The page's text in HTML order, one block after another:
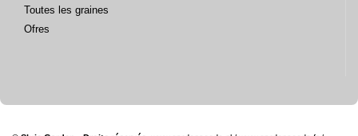
Toutes les graines
Ofres